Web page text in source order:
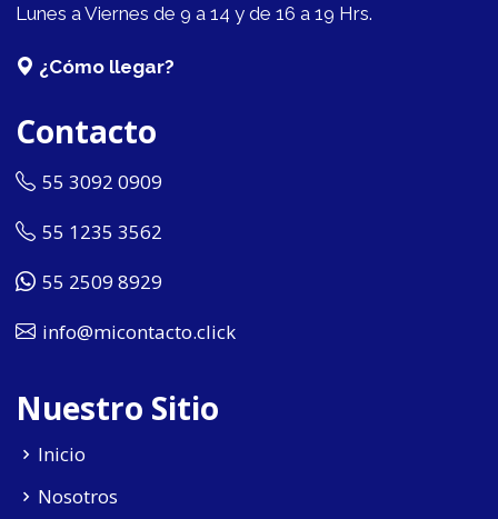
Lunes a Viernes de 9 a 14 y de 16 a 19 Hrs.
¿Cómo llegar?
Contacto
55 3092 0909
55 1235 3562
55 2509 8929
info@micontacto.click
Nuestro Sitio
Inicio
Nosotros